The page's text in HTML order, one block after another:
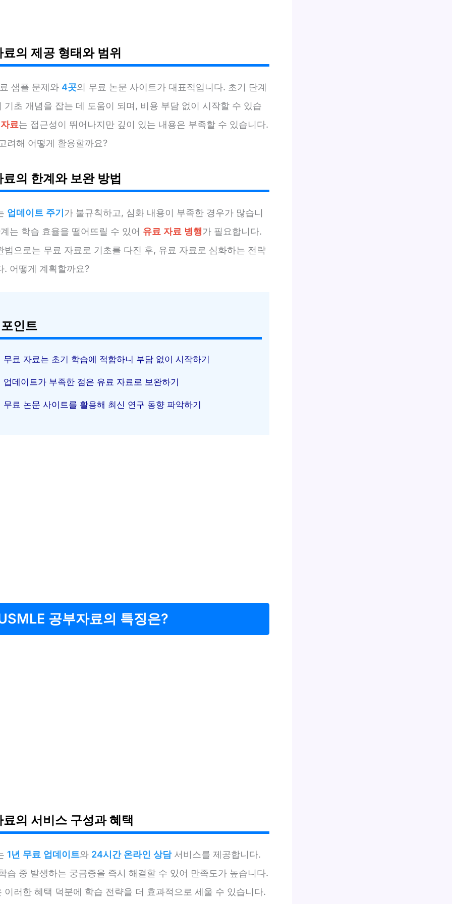
의 제공 형태와 범위
샘플 문제와 4곳의 무료 논문 사이트가 대표적입니다. 초기 단계
기초 개념을 잡는 데 도움이 되며, 비용 부담 없이 시작할 수 있습
료는 접근성이 뛰어나지만 깊이 있는 내용은 부족할 수 있습니다.
려해 어떻게 활용할까요?
의 한계와 보완 방법
업데이트 주기가 불규칙하고, 심화 내용이 부족한 경우가 많습니
는 학습 효율을 떨어뜨릴 수 있어 유료 자료 병행가 필요합니다.
법으로는 무료 자료로 기초를 다진 후, 유료 자료로 심화하는 전략
. 어떻게 계획할까요?
인트
무료 자료는 초기 학습에 적합하니 부담 없이 시작하기
업데이트가 부족한 점은 유료 자료로 보완하기
무료 논문 사이트를 활용해 최신 연구 동향 파악하기
공부자료의 특징은?
의 서비스 구성과 혜택
1년 무료 업데이트와 24시간 온라인 상담서비스를 제공합니다.
습 중 발생하는 궁금증을 즉시 해결할 수 있어 만족도가 높습니다.
이러한 혜택 덕분에 학습 전략을 더 효과적으로 세울 수 있습니다.